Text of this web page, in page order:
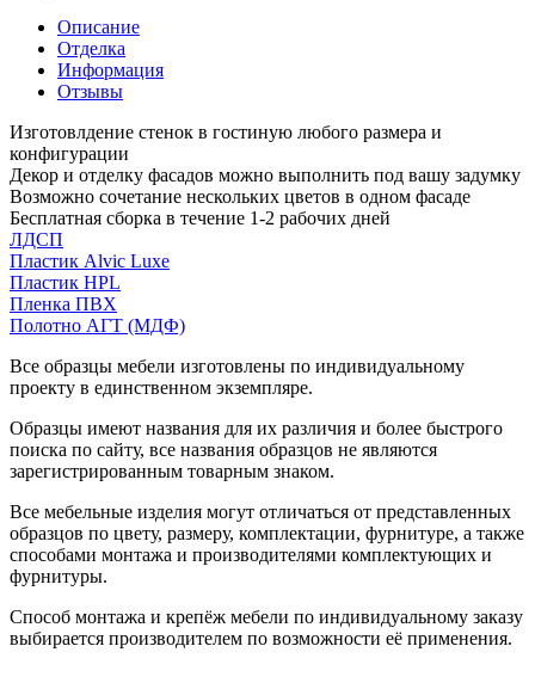
Описание
Отделка
Информация
Отзывы
Изготовлдение стенок в гостиную любого размера и
конфигурации
Декор и отделку фасадов можно выполнить под вашу задумку
Возможно сочетание нескольких цветов в одном фасаде
Бесплатная сборка в течение 1-2 рабочих дней
ЛДСП
Пластик Alvic Luxe
Пластик HPL
Пленка ПВХ
Полотно АГТ (МДФ)
Все образцы мебели изготовлены по индивидуальному
проекту в единственном экземпляре.
Образцы имеют названия для их различия и более быстрого
поиска по сайту, все названия образцов не являются
зарегистрированным товарным знаком.
Все мебельные изделия могут отличаться от представленных
образцов по цвету, размеру, комплектации, фурнитуре, а также
способами монтажа и производителями комплектующих и
фурнитуры.
Способ монтажа и крепёж мебели по индивидуальному заказу
выбирается производителем по возможности её применения.